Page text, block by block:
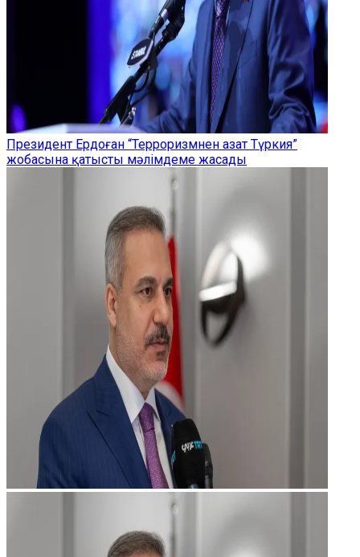
Президент Ердоған “Терроризмнен азат Түркия”
жобасына қатысты мәлімдеме жасады